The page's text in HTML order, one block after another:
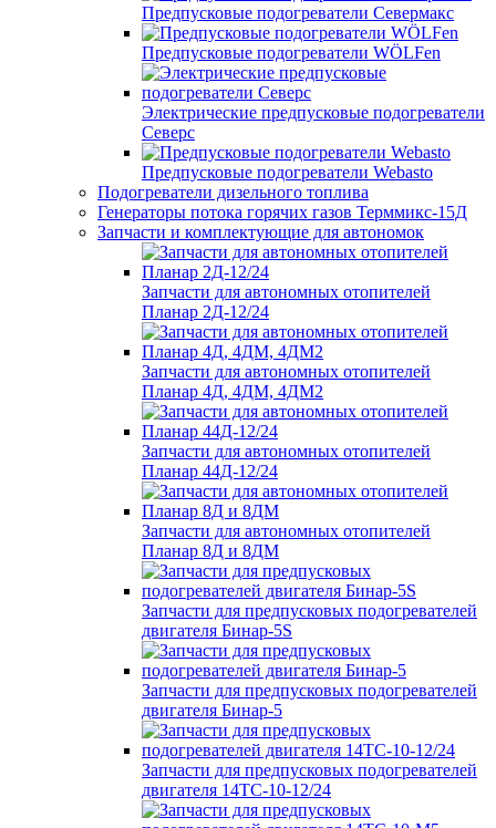
Предпусковые подогреватели Севермакс
Предпусковые подогреватели WÖLFen
Электрические предпусковые подогреватели
Северс
Предпусковые подогреватели Webasto
Подогреватели дизельного топлива
Генераторы потока горячих газов Терммикс-15Д
Запчасти и комплектующие для автономок
Запчасти для автономных отопителей
Планар 2Д-12/24
Запчасти для автономных отопителей
Планар 4Д, 4ДМ, 4ДМ2
Запчасти для автономных отопителей
Планар 44Д-12/24
Запчасти для автономных отопителей
Планар 8Д и 8ДМ
Запчасти для предпусковых подогревателей
двигателя Бинар-5S
Запчасти для предпусковых подогревателей
двигателя Бинар-5
Запчасти для предпусковых подогревателей
двигателя 14ТС-10-12/24